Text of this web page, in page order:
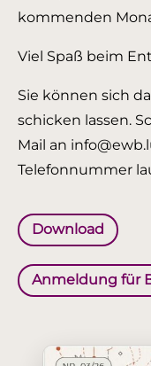
kommenden
Viel Spaß beim
Sie können sich
schicken lassen.
Mail an
Telefonnummer
Download
Anmeldung für